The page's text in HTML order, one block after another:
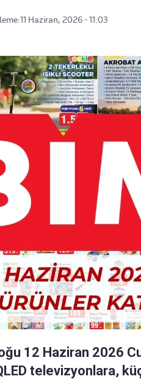
11 Haziran, 2026 - 11:03
12 Haziran 2026
televizyonlara,